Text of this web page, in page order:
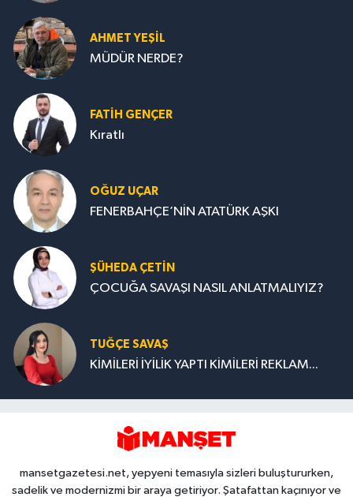
AHMET YEŞİL
MÜDÜR NERDE?
FATIH GENÇER
Kıratlı
OĞUZ UÇAR
FENERBAHÇE’NİN ATATÜRK AŞKI
ŞÜHEDA ÇETİN
ÇOCUĞA SAVAŞI NASIL ANLATMALIYIZ?
TUĞÇE SAVAŞ
KİMİLERİ İYİLİK YAPTI KİMİLERİ REKLAM...
mansetgazetesi.net, yepyeni temasıyla sizleri buluştururken,
sadelik ve modernizmi bir araya getiriyor. Şatafattan kaçınıyor ve